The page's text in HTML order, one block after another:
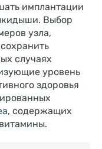
имплантации
Выбор
узла,
случаях
уровень
здоровья
, содержащих